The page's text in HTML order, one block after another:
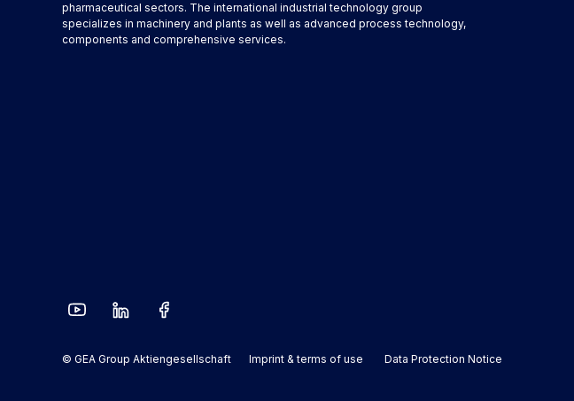
pharmaceutical sectors. The international industrial technology group
specializes in machinery and plants as well as advanced process technology,
components and comprehensive services.
© GEA Group Aktiengesellschaft Imprint & terms of use Data Protection Notice